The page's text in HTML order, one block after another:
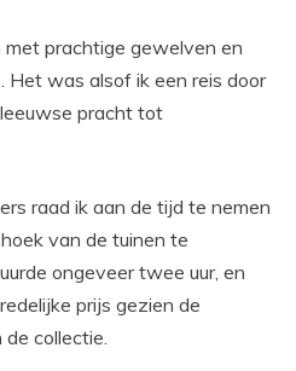
prachtige gewelven en
Het was alsof ik een reis door
pracht tot
raad ik aan de tijd te nemen
van de tuinen te
ongeveer twee uur, en
prijs gezien de
collectie.